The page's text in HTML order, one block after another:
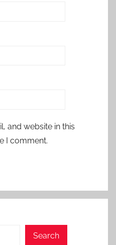
and website in this
I comment.
Search